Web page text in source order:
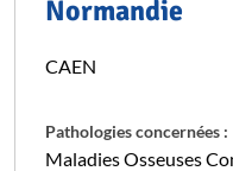
Normandie
CAEN
Pathologies concernées :
Maladies Osseuses